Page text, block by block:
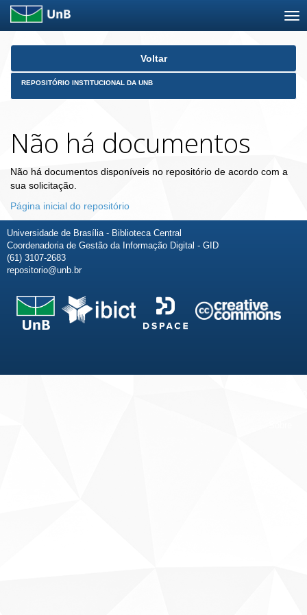
Skip
Voltar
REPOSITÓRIO INSTITUCIONAL DA UNB
Não há documentos
Não há documentos disponíveis no repositório de acordo com a
sua solicitação.
Página inicial do repositório
Universidade de Brasília - Biblioteca Central
Coordenadoria de Gestão da Informação Digital - GID
(61) 3107-2683
repositorio@unb.br